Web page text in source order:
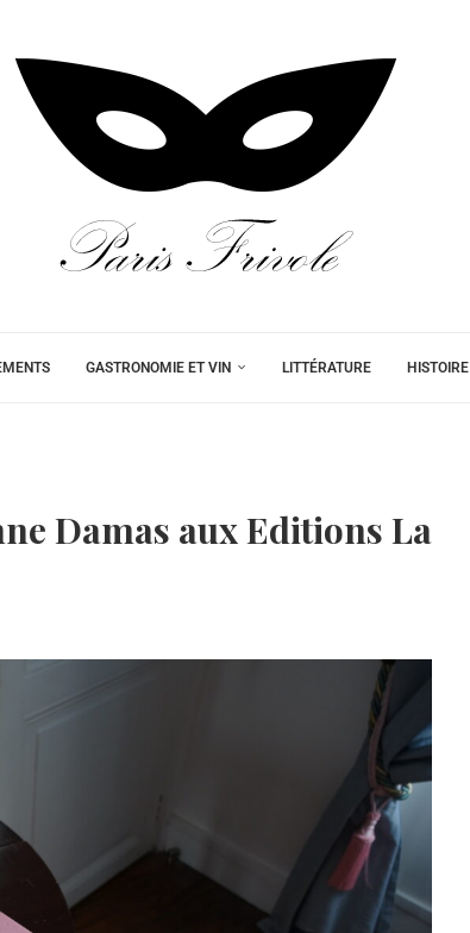
GASTRONOMIE ET VIN LITTÉRATURE HISTOIRE
Damas aux Editions La